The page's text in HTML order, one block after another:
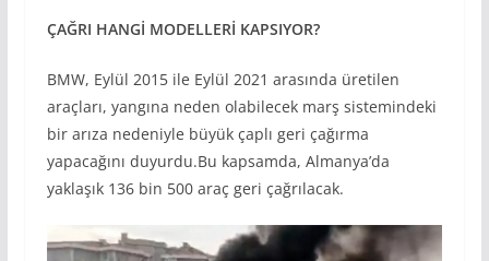
ÇAĞRI HANGİ MODELLERİ KAPSIYOR?
BMW, Eylül 2015 ile Eylül 2021 arasında üretilen
araçları, yangına neden olabilecek marş sistemindeki
bir arıza nedeniyle büyük çaplı geri çağırma
yapacağını duyurdu.Bu kapsamda, Almanya’da
yaklaşık 136 bin 500 araç geri çağrılacak.